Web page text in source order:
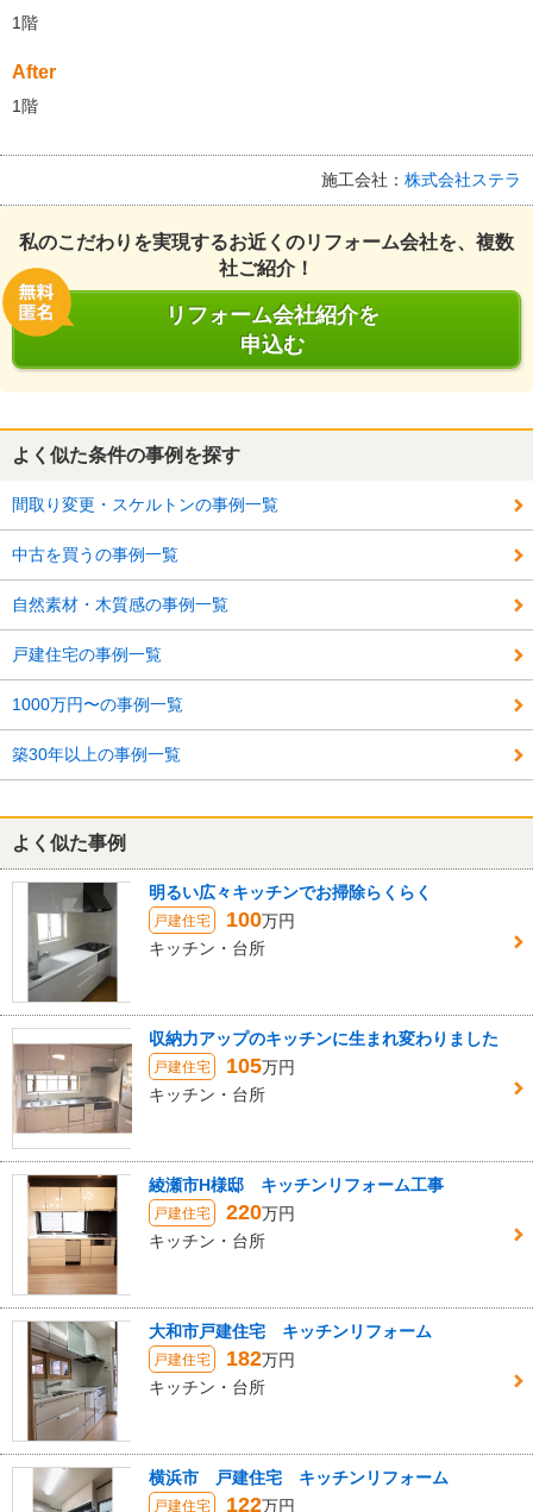
1階
After
1階
施工会社： 株式会社ステラ
私のこだわりを実現するお近くのリフォーム会社を、複数
社ご紹介！
リフォーム会社紹介を
申込む
よく似た条件の事例を探す
間取り変更・スケルトンの事例一覧
中古を買うの事例一覧
自然素材・木質感の事例一覧
戸建住宅の事例一覧
1000万円〜の事例一覧
築30年以上の事例一覧
よく似た事例
明るい広々キッチンでお掃除らくらく
戸建住宅 100万円
キッチン・台所
収納力アップのキッチンに生まれ変わりました
戸建住宅 105万円
キッチン・台所
綾瀬市H様邸 キッチンリフォーム工事
戸建住宅 220万円
キッチン・台所
大和市戸建住宅 キッチンリフォーム
戸建住宅 182万円
キッチン・台所
横浜市 戸建住宅 キッチンリフォーム
戸建住宅 122万円